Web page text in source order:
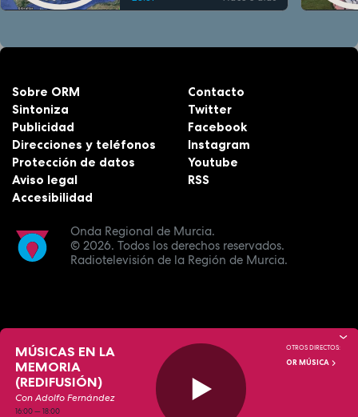
Onda Regional de Murcia.
© 2026. Todos los derechos reservados.
Radiotelevisión de la Región de Murcia.
Sobre ORM
Sintoniza
Publicidad
Direcciones y teléfonos
Protección de datos
Aviso legal
Accesibilidad
Contacto
Twitter
Facebook
Instagram
Youtube
RSS
MÚSICAS EN LA
MEMORIA
(REDIFUSIÓN)
Con Adolfo Fernández
16:00—18:00
OTROS DIRECTOS:
OR MÚSICA